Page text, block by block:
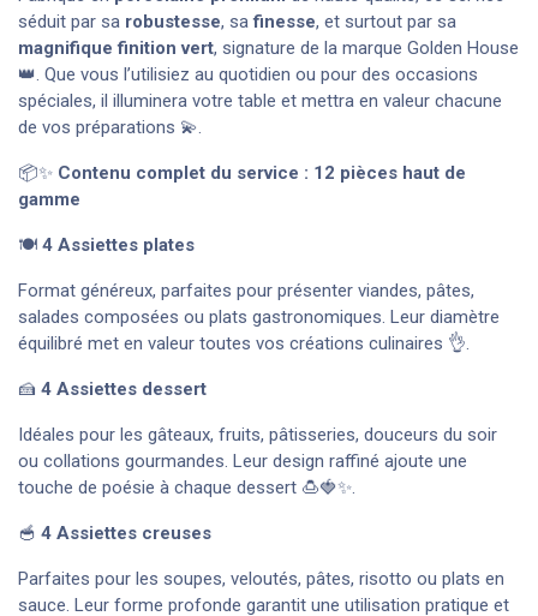
séduit par sa robustesse, safinesse, et surtout par sa
magnifique finition vert, signature de la marque Golden House
👑. Que vous l’utilisiez au quotidien ou pour des occasions
spéciales, il illuminera votre table et mettra en valeur chacune
de vos préparations 💫.
📦✨ Contenu complet du service : 12 pièces haut de
gamme
🍽️ 4 Assiettes plates
Format généreux, parfaites pour présenter viandes, pâtes,
salades composées ou plats gastronomiques. Leur diamètre
équilibré met en valeur toutes vos créations culinaires 👌.
🍰 4 Assiettes dessert
Idéales pour les gâteaux, fruits, pâtisseries, douceurs du soir
ou collations gourmandes. Leur design raffiné ajoute une
touche de poésie à chaque dessert 🍮🍓✨.
🥣 4 Assiettes creuses
Parfaites pour les soupes, veloutés, pâtes, risotto ou plats en
sauce. Leur forme profonde garantit une utilisation pratique et